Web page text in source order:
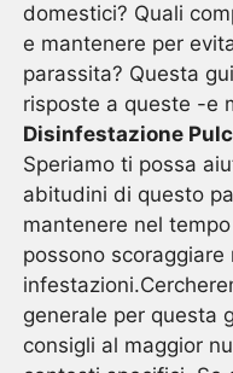
domestici? Quali
e mantenere per
parassita? Questa
risposte a queste -e
Disinfestazione
Speriamo ti possa
abitudini di questo
mantenere nel
possono scoraggiare
generale per questa
consigli al maggior